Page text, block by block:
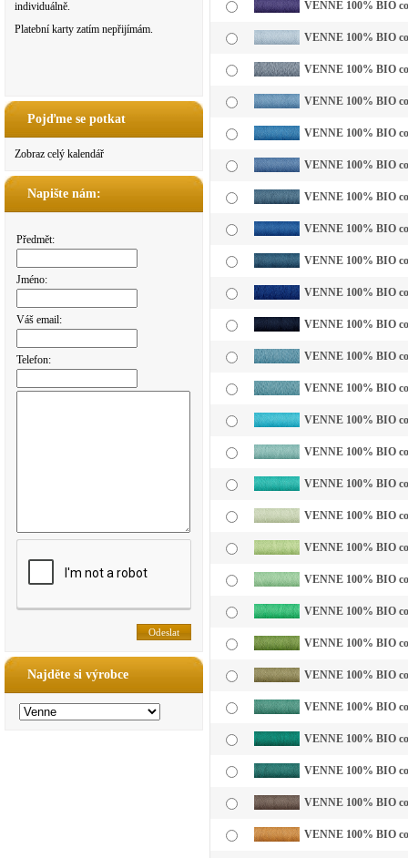
individuálně.
Platební karty zatím nepřijímám.
Pojďme se potkat
Zobraz celý kalendář
Napište nám:
Předmět:
Jméno:
Váš email:
Telefon:
Najděte si výrobce
VENNE 100% BIO
VENNE 100% BIO
VENNE 100% BIO
VENNE 100% BIO
VENNE 100% BIO
VENNE 100% BIO
VENNE 100% BIO
VENNE 100% BIO
VENNE 100% BIO
VENNE 100% BIO
VENNE 100% BIO
VENNE 100% BIO
VENNE 100% BIO
VENNE 100% BIO
VENNE 100% BIO
VENNE 100% BIO
VENNE 100% BIO
VENNE 100% BIO
VENNE 100% BIO
VENNE 100% BIO
VENNE 100% BIO
VENNE 100% BIO
VENNE 100% BIO
VENNE 100% BIO
VENNE 100% BIO
VENNE 100% BIO
VENNE 100% BIO